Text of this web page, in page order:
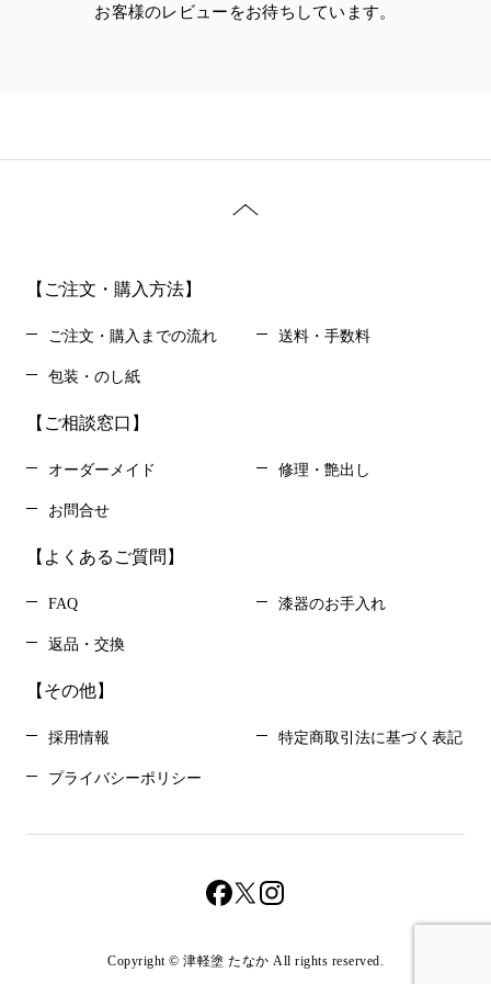
お客様のレビューをお待ちしています。
【ご注文・購入方法】
ご注文・購入までの流れ 送料・手数料
包装・のし紙
【ご相談窓口】
オーダーメイド 修理・艶出し
お問合せ
【よくあるご質問】
FAQ 漆器のお手入れ
返品・交換
【その他】
採用情報 特定商取引法に基づく表記
プライバシーポリシー
Copyright © 津軽塗 たなか All rights reserved.